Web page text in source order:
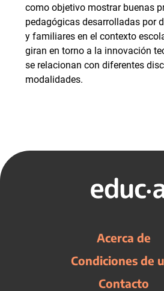
como objetivo mostrar buenas
pedagógicas desarrolladas por
y familiares en el contexto
giran en torno a la innovación
se relacionan con diferentes
modalidades.
Acerca de
Condiciones de
Contacto